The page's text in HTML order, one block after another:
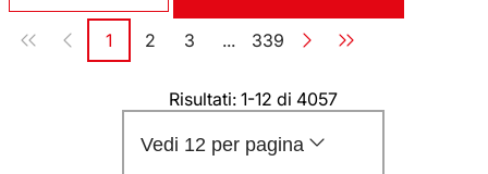
Paginazione
Pagina
1 Pagina
2 Pagina
3 ... Pagina
339
Risultati: 1-12 di 4057
Vedi 12 per pagina